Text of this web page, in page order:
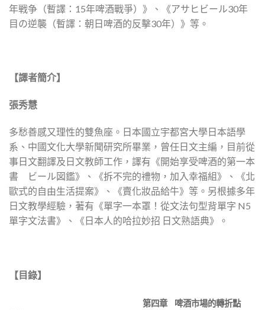
年戦争（暫譯：15年啤酒戰爭）》、《アサヒビール30年
目の逆襲（暫譯：朝日啤酒的反擊30年）》等。
【譯者簡介】
張秀慧
多愁善感又理性的雙魚座。日本國立宇都宮大學日本語學
系、中國文化大學新聞研究所畢業，曾任日文主編，目前從
事日文翻譯及日文教師工作，譯有《開始享受啤酒的第一本
書 ビール図鑑》、《拆不完的禮物，加入幸福組》、《北
歐式的自由生活提案》、《賣化妝品給牛》等。另根據多年
日文教學經驗，著有《單字一本罩！從文法句型背單字 N5
單字文法書》、《日本人的哈拉妙招 日文熟語典》。
【目錄】
第四章 啤酒市場的轉折點